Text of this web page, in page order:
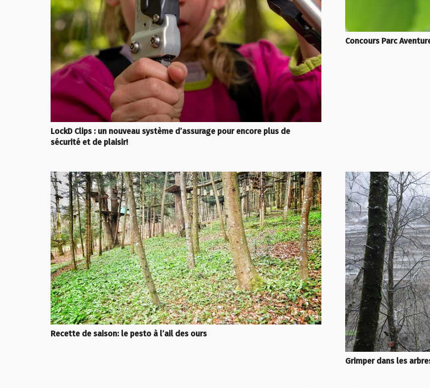
LockD Clips : un nouveau système d’assurage pour encore plus de
sécurité et de plaisir!
Concours Parc
Recette de saison: le pesto à l’ail des ours
Grimper dans les